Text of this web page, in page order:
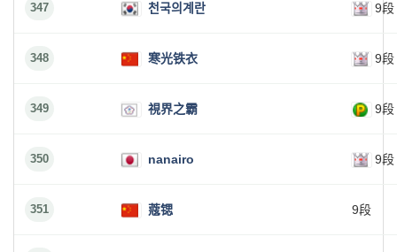
347 천국의계란 9段
348 寒光铁衣 9段
349 視界之霸 9段
350 nanairo 9段
351 蔻锶 9段